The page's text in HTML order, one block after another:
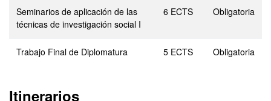
Seminarios de aplicación de las
técnicas de investigación social I
6 ECTS Obligatoria
Trabajo Final de Diplomatura 5 ECTS Obligatoria
Itinerarios